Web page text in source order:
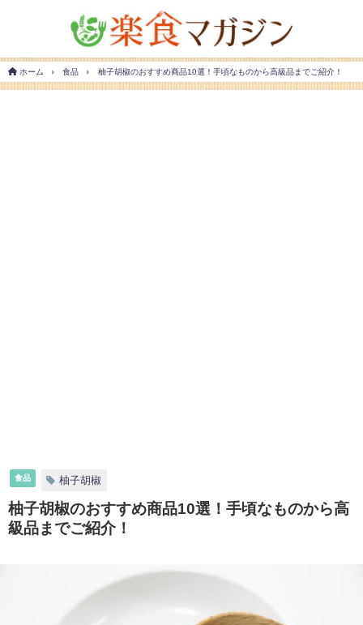
ホーム 食品 柚子胡椒のおすすめ商品10選！手頃なものから高級品までご紹介！
食品 柚子胡椒
柚子胡椒のおすすめ商品10選！手頃なものから高
級品までご紹介！